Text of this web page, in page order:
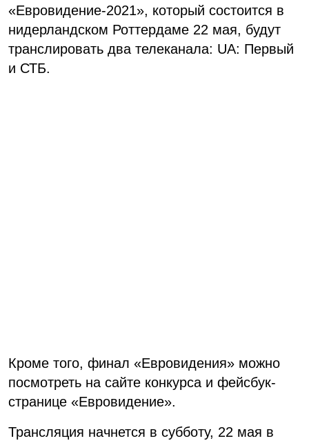
«Евровидение-2021», который состоится в
нидерландском Роттердаме 22 мая, будут
транслировать два телеканала: UA: Первый
и СТБ.
Кроме того, финал «Евровидения» можно
посмотреть на сайте конкурса и фейсбук-
странице «Евровидение».
Трансляция начнется в субботу, 22 мая в